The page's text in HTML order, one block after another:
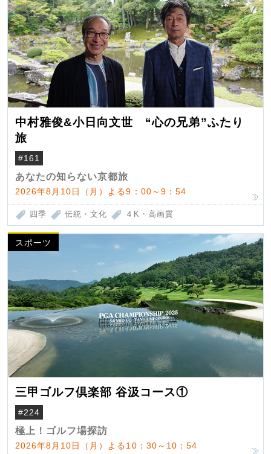
中村雅俊&小日向文世 “心の兄弟”ふたり
旅
#161
あなたの知らない京都旅
2026年8月10日（月）よる9：00～9：54
四季 伝統・文化 ４K・高画質
スポーツ
三甲ゴルフ倶楽部 谷汲コース①
#224
極上！ゴルフ場探訪
2026年8月10日（月）よる10：30～10：54